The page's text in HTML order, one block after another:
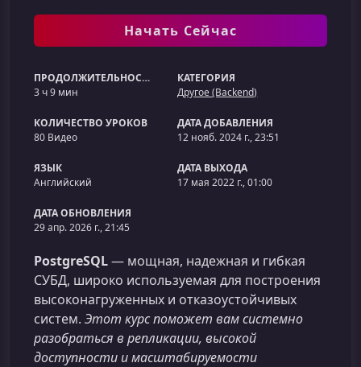
Начать Сейчас
ПРОДОЛЖИТЕЛЬНОСТЬ
3 ч 9 мин
КАТЕГОРИЯ
Другое (Backend)
КОЛИЧЕСТВО УРОКОВ
80 Видео
ДАТА ДОБАВЛЕНИЯ
12 нояб. 2024 г., 23:51
ЯЗЫК
Английский
ДАТА ВЫХОДА
17 мая 2022 г., 01:00
ДАТА ОБНОВЛЕНИЯ
29 апр. 2026 г., 21:45
PostgreSQL— мощная, надежная и гибкая
СУБД, широко используемая для построения
высоконагруженных и отказоустойчивых
систем. Этот курс поможет вам системно
разобраться в репликации, высокой
доступности и масштабируемости